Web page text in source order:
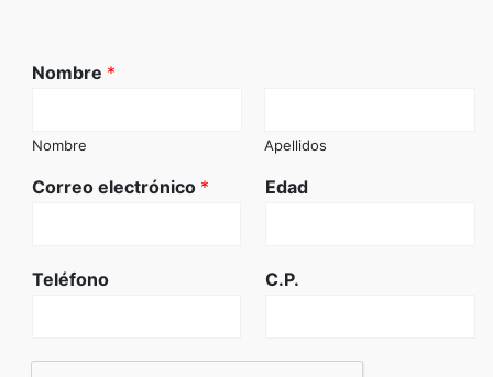
Nombre *
Nombre Apellidos
Correo electrónico * Edad
Teléfono C.P.